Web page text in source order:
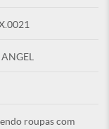
roupas com